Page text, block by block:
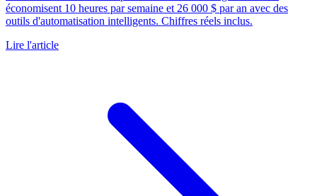
économisent 10 heures par semaine et 26 000 $ par an avec des
outils d'automatisation intelligents. Chiffres réels inclus.
Lire l'article